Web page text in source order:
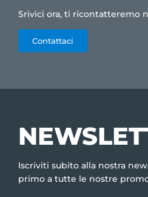
Srivici ora, ti ricontatteremo
Contattaci
Iscriviti subito alla nostra
primo a tutte le nostre